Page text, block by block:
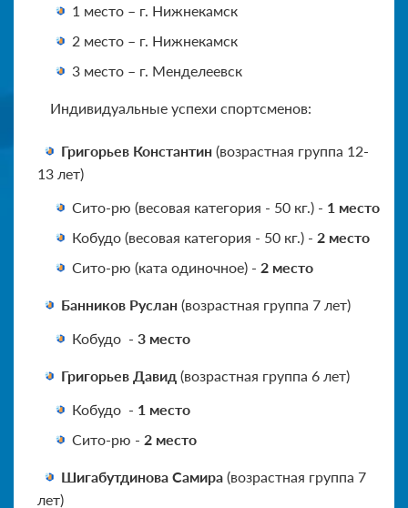
1 место – г. Нижнекамск
2 место – г. Нижнекамск
3 место – г. Менделеевск
Индивидуальные успехи спортсменов:
Григорьев Константин (возрастная группа 12-
13 лет)
Сито-рю (весовая категория - 50 кг.) - 1 место
Кобудо (весовая категория - 50 кг.) - 2 место
Сито-рю (ката одиночное) - 2 место
Банников Руслан (возрастная группа 7 лет)
Кобудо - 3 место
Григорьев Давид (возрастная группа 6 лет)
Кобудо - 1 место
Сито-рю - 2 место
Шигабутдинова Самира (возрастная группа 7
лет)